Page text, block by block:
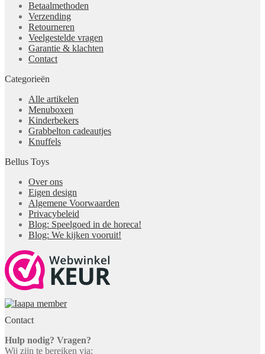
Betaalmethoden
Verzending
Retourneren
Veelgestelde vragen
Garantie & klachten
Contact
Categorieën
Alle artikelen
Menuboxen
Kinderbekers
Grabbelton cadeautjes
Knuffels
Bellus Toys
Over ons
Eigen design
Algemene Voorwaarden
Privacybeleid
Blog: Speelgoed in de horeca!
Blog: We kijken vooruit!
Contact
Hulp nodig? Vragen?
Wij zijn te bereiken via: